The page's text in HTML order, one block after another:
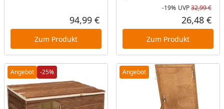
Aktueller Preis
94,99 €
Zum Produkt
-19% UVP32,99 €
26,48 €
Zum Produkt
Angebot -25% Angebot